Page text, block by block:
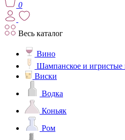
0
Весь каталог
Вино
Шампанское и игристые
Виски
Водка
Коньяк
Ром